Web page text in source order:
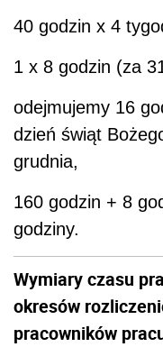
40 godzin x 4
1 x 8 godzin (za
odejmujemy 16
dzień świąt
grudnia,
160 godzin + 8
godziny.
Wymiary czasu
okresów
pracowników